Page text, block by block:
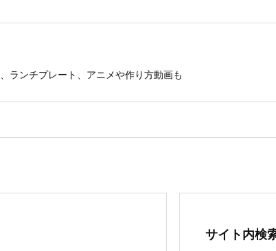
ランチプレート、アニメや作り方動画も
サイト内検